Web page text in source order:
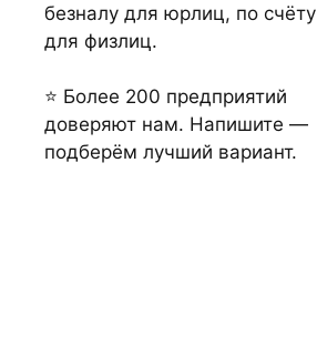
безналу для юрлиц, по счёту
для физлиц.
⭐ Более 200 предприятий
доверяют нам. Напишите —
подберём лучший вариант.